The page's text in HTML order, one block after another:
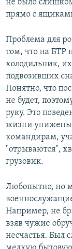
не было
прямо с
Проблема для
том, что на БТР
холодильник,
подвозивших
Понятно, что
не будет,
руку. Это
жизни унижены
командирам,
"отрываются",
грузовик.
Любопытно, но
Например, не
взяв чужие
несчастья. Был